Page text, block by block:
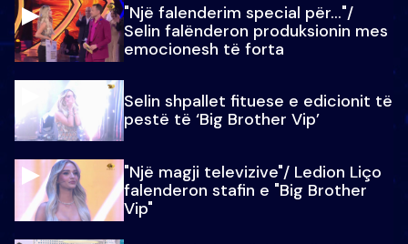
"Një falenderim special për…"/
Selin falënderon produksionin mes
emocionesh të forta
Selin shpallet fituese e edicionit të
pestë të ‘Big Brother Vip’
"Një magji televizive"/ Ledion Liço
falenderon stafin e "Big Brother
Vip"